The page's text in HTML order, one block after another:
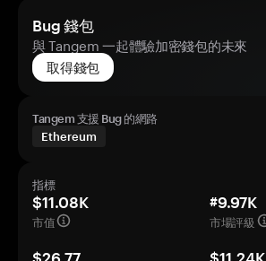
Bug 錢包
與 Tangem 一起體驗加密錢包的未來
取得錢包
Tangem 支援 Bug 的網路
Ethereum
指標
$11.08K
市值
#9.97K
市場評級
$26.77
$11.24K